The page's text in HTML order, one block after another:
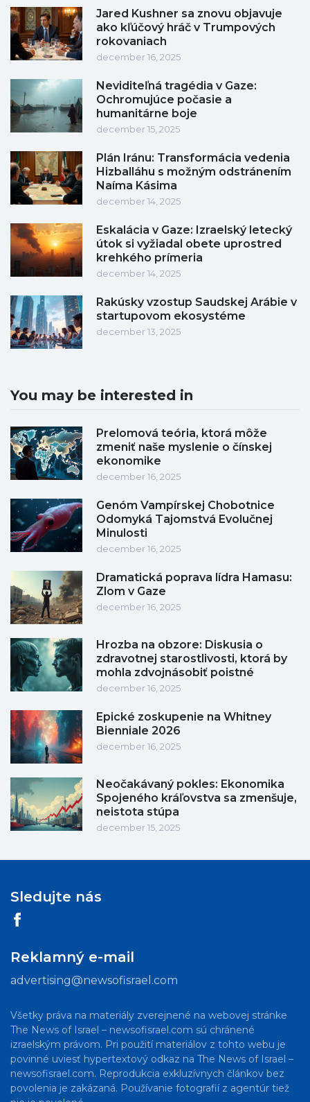
Jared Kushner sa znovu objavuje
ako kľúčový hráč v Trumpových
rokovaniach
december 16, 2025
Neviditeľná tragédia v Gaze:
Ochromujúce počasie a
humanitárne boje
december 15, 2025
Plán Iránu: Transformácia vedenia
Hizballáhu s možným odstránením
Naíma Kásima
december 14, 2025
Eskalácia v Gaze: Izraelský letecký
útok si vyžiadal obete uprostred
krehkého prímeria
december 14, 2025
Rakúsky vzostup Saudskej Arábie v
startupovom ekosystéme
december 13, 2025
You may be interested in
Prelomová teória, ktorá môže
zmeniť naše myslenie o čínskej
ekonomike
december 16, 2025
Genóm Vampírskej Chobotnice
Odomyká Tajomstvá Evolučnej
Minulosti
december 16, 2025
Dramatická poprava lídra Hamasu:
Zlom v Gaze
december 16, 2025
Hrozba na obzore: Diskusia o
zdravotnej starostlivosti, ktorá by
mohla zdvojnásobiť poistné
december 16, 2025
Epické zoskupenie na Whitney
Bienniale 2026
december 16, 2025
Neočakávaný pokles: Ekonomika
Spojeného kráľovstva sa zmenšuje,
neistota stúpa
december 15, 2025
Sledujte nás
Reklamný e-mail
advertising@newsofisrael.com
Všetky práva na materiály zverejnené na webovej stránke
The News of Israel – newsofisrael.com sú chránené
izraelským právom. Pri použití materiálov z tohto webu je
povinné uviesť hypertextový odkaz na The News of Israel –
newsofisrael.com. Reprodukcia exkluzívnych článkov bez
povolenia je zakázaná. Používanie fotografií z agentúr tiež